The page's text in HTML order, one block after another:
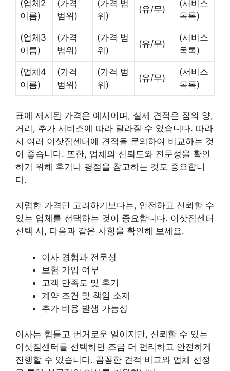
(업체2
이름)
(가격
범위)
(가격 범
위)
(유/무)
(서비스
목록)
(업체3
이름)
(가격
범위)
(가격 범
위)
(유/무)
(서비스
목록)
(업체4
이름)
(가격
범위)
(가격 범
위)
(유/무)
(서비스
목록)
표에 제시된 가격은 예시이며, 실제 견적은 짐의 양,
거리, 추가 서비스에 따라 달라질 수 있습니다. 따라
서 여러 이삿짐센터에 견적을 문의하여 비교하는 것
이 좋습니다. 또한, 업체의 신뢰도와 전문성을 확인
하기 위해 후기나 평점을 참고하는 것도 중요합니
다.
저렴한 가격만 고려하기보다는, 안전하고 신뢰할 수
있는 업체를 선택하는 것이 중요합니다. 이삿짐센터
선택 시, 다음과 같은 사항을 확인해 보세요.
이사 경험과 전문성
보험 가입 여부
고객 만족도 및 후기
계약 조건 및 책임 소재
추가 비용 발생 가능성
이사는 힘들고 번거로운 일이지만, 신뢰할 수 있는
이삿짐센터를 선택하면 조금 더 편리하고 안전하게
진행할 수 있습니다. 꼼꼼한 견적 비교와 업체 선정